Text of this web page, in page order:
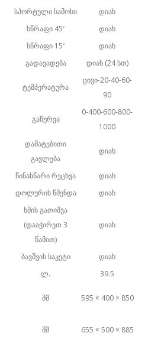
სპორტული სამოსი
დიახ
სწრაფი 45′
დიახ
სწრაფი 15′
დიახ
გადავადება დიახ (24 სთ)
ტემპერატურა
ცივი-20-40-60-
90
გაწურვა
0-400-600-800-
1000
დამატებითი
გავლება
დიახ
წინასწარი რეცხვა
დიახ
დოლურის წმენდა
დიახ
ხმის გათიშვა
(დააჭირეთ 3
წამით)
დიახ
ბავშვის საკეტი
დიახ
ლ.
39.5
მმ 595 × 400 × 850
მმ 655 × 500 × 885